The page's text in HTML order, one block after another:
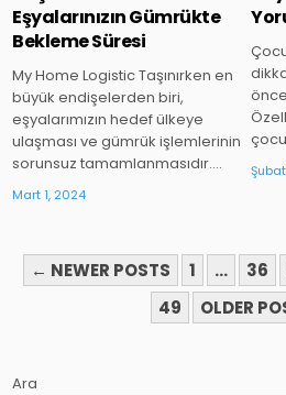
Eşyalarınızın Gümrükte
Bekleme Süresi
My Home Logistic Taşınırken en
büyük endişelerden biri,
eşyalarımızın hedef ülkeye
ulaşması ve gümrük işlemlerinin
sorunsuz tamamlanmasıdır….
Mart 1, 2024
YAZI
SAYFALAMASI
← NEWER POSTS 1 … 36
49
OLDER
Ara